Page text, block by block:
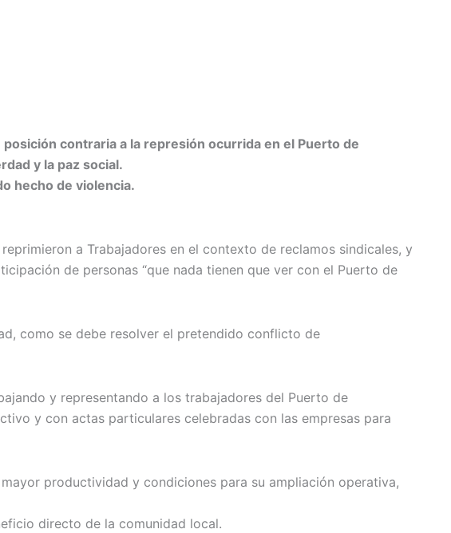
contraria a la represión ocurrida en el Puerto de
y la paz social.
hecho de violencia.
a Trabajadores en el contexto de reclamos sindicales, y
de personas “que nada tienen que ver con el Puerto de
como se debe resolver el pretendido conflicto de
y representando a los trabajadores del Puerto de
y con actas particulares celebradas con las empresas para
productividad y condiciones para su ampliación operativa,
directo de la comunidad local.